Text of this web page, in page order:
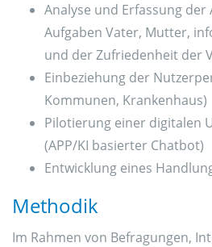
Analyse und Erfassung
Aufgaben Vater, Mutter,
und der Zufriedenheit der
Einbeziehung der
Kommunen, Krankenhaus)
Pilotierung einer digitalen
(APP/KI basierter Chatbot)
Entwicklung eines
Methodik
Im Rahmen von Befragungen,